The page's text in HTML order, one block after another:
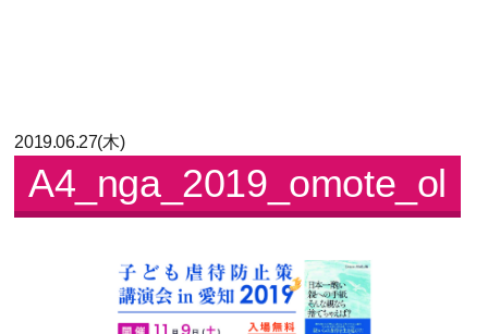
2019.06.27(木)
A4_nga_2019_omote_ol